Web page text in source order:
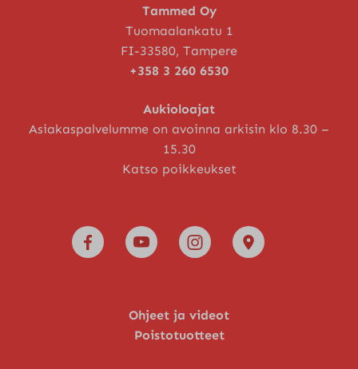
Tammed Oy
Tuomaalankatu 1
FI-33580, Tampere
+358 3 260 6530
Aukioloajat
Asiakaspalvelumme on avoinna arkisin klo 8.30 –
15.30
Katso poikkeukset
Ohjeet ja videot
Poistotuotteet